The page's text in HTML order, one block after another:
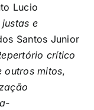
Lucio
e
Santos Junior
crítico
outros mitos,